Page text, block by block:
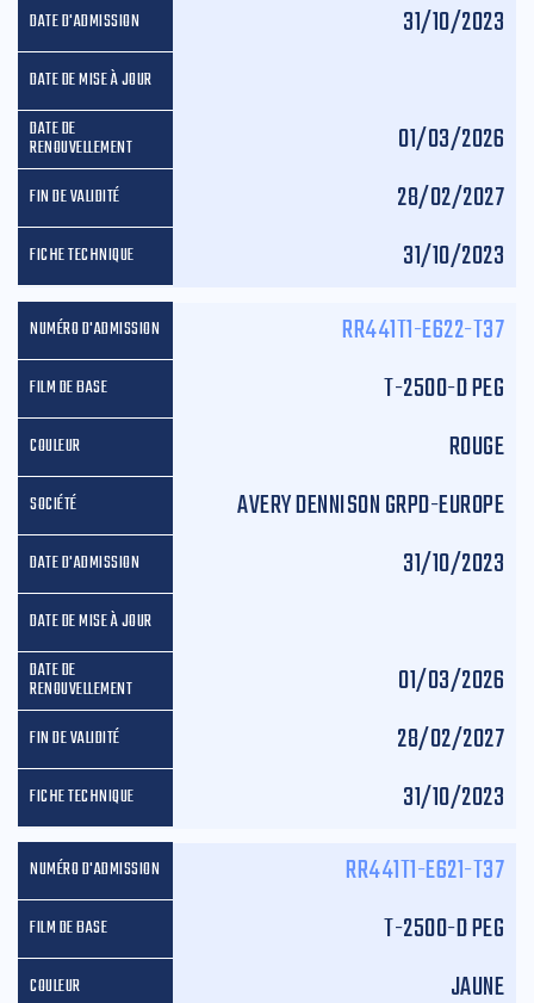
31/10/2023
01/03/2026
28/02/2027
31/10/2023
RR441T1-E622-T37
T-2500-D PEG
ROUGE
AVERY DENNISON GRPD-EUROPE
31/10/2023
01/03/2026
28/02/2027
31/10/2023
RR441T1-E621-T37
T-2500-D PEG
JAUNE